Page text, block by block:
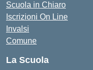
Scuola in Chiaro
Iscrizioni On Line
Invalsi
Comune
La Scuola